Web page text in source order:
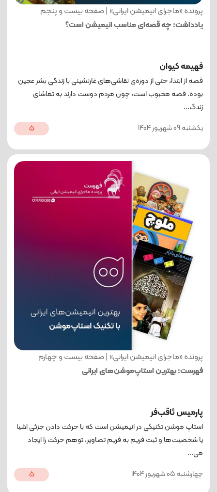
پرونده «ماجرای انیمیشن ایرانی» | صفحه بیست‌ و پنجم
یادداشت: چه قصه‌ای مناسب انیمیشن است؟
فهیمه کیوان
قصه از ابتدا، حتی از دوره‌ی نقاشی‌های غارنشینی با زندگی بشر عجین
بوده. قصه محبوب است، چون مردم دوست دارند به تماشای
زندگ...
یکشنبه 09 شهریور 1404
5
پرونده «ماجرای انیمیشن ایرانی» | صفحه بیست و چهارم
فهرست: بهترین استاپ‌موشن‌های ایرانی
پارمیس ثاقب‌فر
استاپ موشن تکنیکی در انیمیشن است که با حرکت دادن جزئی اشیا
یا شخصیت‌ها و ثبت فریم به فریم تصاویر، توهم حرکت را ایجاد
می‌...
چهارشنبه 05 شهریور 1404
5